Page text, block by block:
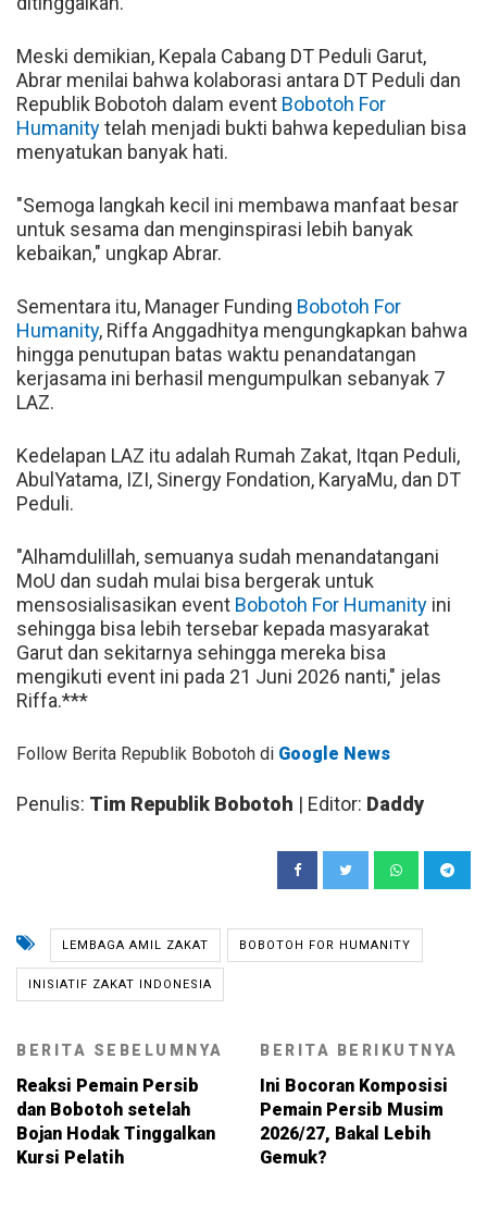
Meski demikian, Kepala Cabang DT Peduli Garut,
Abrar menilai bahwa kolaborasi antara DT Peduli dan
Republik Bobotoh dalam event Bobotoh For
Humanitytelah menjadi bukti bahwa kepedulian bisa
menyatukan banyak hati.
"Semoga langkah kecil ini membawa manfaat besar
untuk sesama dan menginspirasi lebih banyak
kebaikan," ungkap Abrar.
Sementara itu, Manager Funding Bobotoh For
Humanity, Riffa Anggadhitya mengungkapkan bahwa
hingga penutupan batas waktu penandatangan
kerjasama ini berhasil mengumpulkan sebanyak 7
LAZ.
Kedelapan LAZ itu adalah Rumah Zakat, Itqan Peduli,
AbulYatama, IZI, Sinergy Fondation, KaryaMu, dan DT
Peduli.
"Alhamdulillah, semuanya sudah menandatangani
MoU dan sudah mulai bisa bergerak untuk
mensosialisasikan event Bobotoh For Humanity ini
sehingga bisa lebih tersebar kepada masyarakat
Garut dan sekitarnya sehingga mereka bisa
mengikuti event ini pada 21 Juni 2026 nanti," jelas
Riffa.***
Follow Berita Republik Bobotoh di Google News
Penulis: Tim Republik Bobotoh | Editor: Daddy
LEMBAGA AMIL ZAKAT BOBOTOH FOR HUMANITY
INISIATIF ZAKAT INDONESIA
BERITA SEBELUMNYA
Reaksi Pemain Persib
dan Bobotoh setelah
Bojan Hodak Tinggalkan
Kursi Pelatih
BERITA BERIKUTNYA
Ini Bocoran Komposisi
Pemain Persib Musim
2026/27, Bakal Lebih
Gemuk?